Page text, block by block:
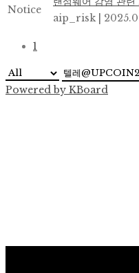
Notice
aip_risk
1
Powered by KBoard